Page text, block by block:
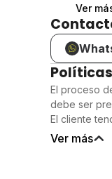
manera
Número
Cédula
Nombre
El
ponga
persona
Ver
El proceso
debe ser
El cliente
al número
Ver más